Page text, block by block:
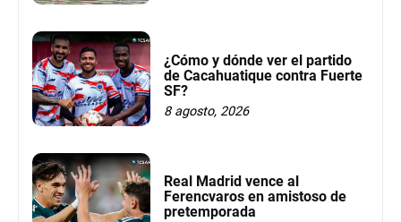
¿Cómo y dónde ver el partido
de Cacahuatique contra Fuerte
SF?
8 agosto, 2026
Real Madrid vence al
Ferencvaros en amistoso de
pretemporada